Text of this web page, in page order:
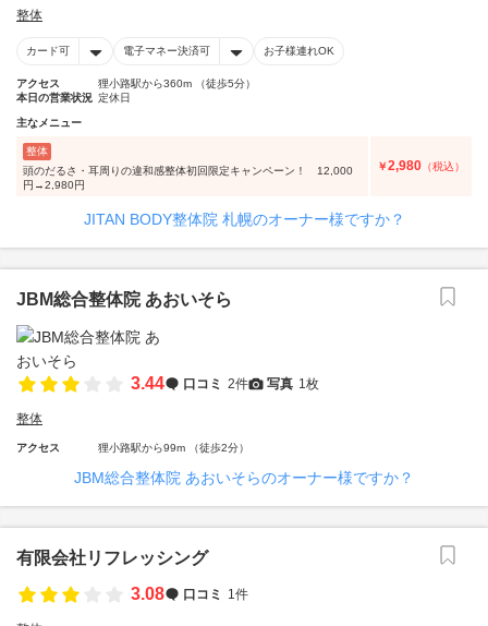
整体
カード可 電子マネー決済可 お子様連れOK
アクセス
狸小路駅から360m （徒歩5分）
本日の営業状況 定休日
主なメニュー
整体
頭のだるさ・耳周りの違和感整体初回限定キャンペーン！ 12,000
円→2,980円
￥2,980 （税込）
JITAN BODY整体院 札幌のオーナー様ですか？
JBM総合整体院 あおいそら
3.44 口コミ 2件 写真 1枚
整体
アクセス 狸小路駅から99m （徒歩2分）
JBM総合整体院 あおいそらのオーナー様ですか？
有限会社リフレッシング
3.08
口コミ 1件